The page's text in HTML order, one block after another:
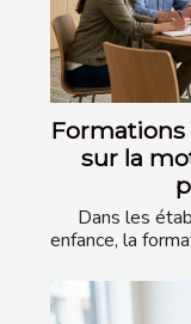
sur la
Dans les
enfance, la